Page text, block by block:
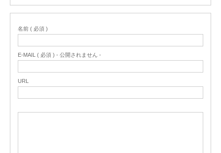
名前 ( 必須 )
E-MAIL ( 必須 ) - 公開されません -
URL